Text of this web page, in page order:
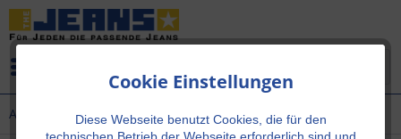
Cookie Einstellungen
Diese Webseite benutzt Cookies, die für den
Amber